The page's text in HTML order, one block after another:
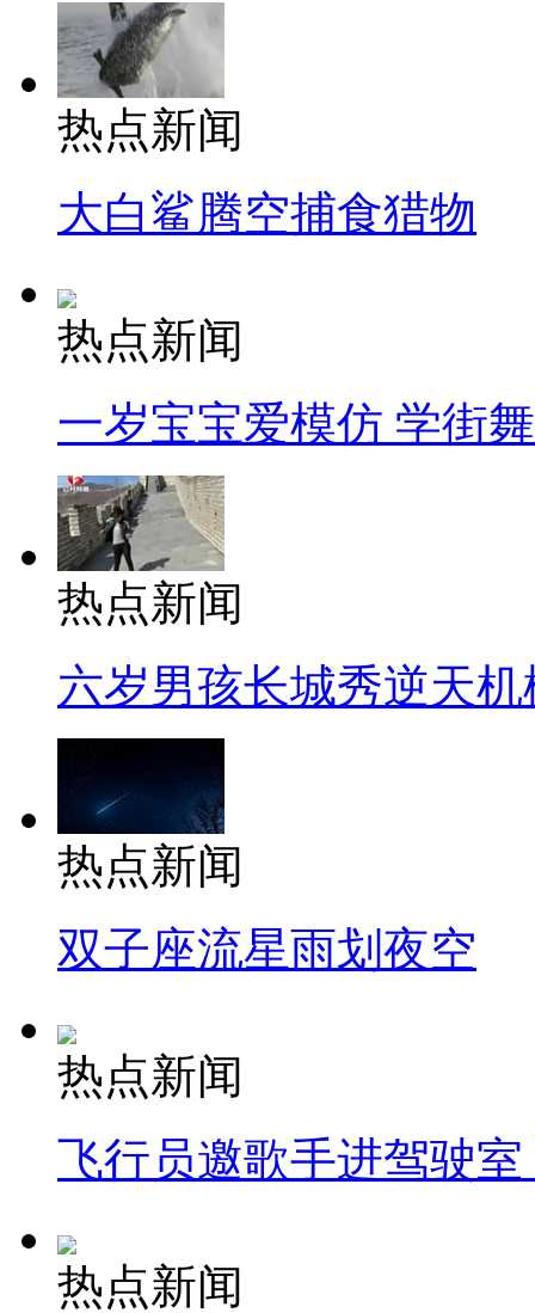
热点新闻
大白鲨腾空捕食猎物
热点新闻
一岁宝宝爱模仿 学街
热点新闻
六岁男孩长城秀逆天机
热点新闻
双子座流星雨划夜空
热点新闻
飞行员邀歌手进驾驶
热点新闻